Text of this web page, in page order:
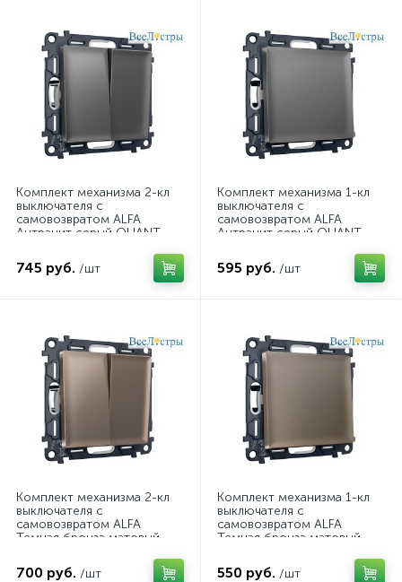
Комплект механизма 2-кл
выключателя с
самовозвратом ALFA
Антрацит серый QUANT
(AP6530, VM129)
745 руб. /шт
Комплект механизма 1-кл
выключателя с
самовозвратом ALFA
Антрацит серый QUANT
(AP6510, VM113)
595 руб. /шт
Комплект механизма 2-кл
выключателя с
самовозвратом ALFA
Темная бронза матовый
MA633050 (AP6330, VM129)
700 руб. /шт
Комплект механизма 1-кл
выключателя с
самовозвратом ALFA
Темная бронза матовый
MA631050 (AP6310, VM113)
550 руб. /шт